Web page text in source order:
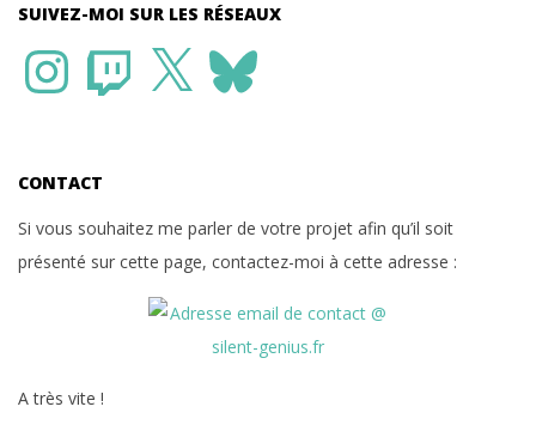
SUIVEZ-MOI SUR LES RÉSEAUX
InstagramTwitch Bluesky
CONTACT
Si vous souhaitez me parler de votre projet afin qu’il soit
présenté sur cette page, contactez-moi à cette adresse :
A très vite !